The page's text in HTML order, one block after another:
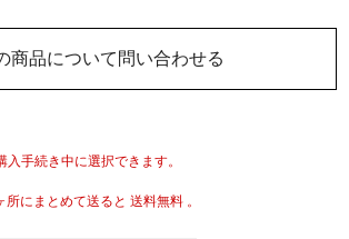
商品について問い合わせる
手続き中に選択できます。
にまとめて送ると 送料無料 。